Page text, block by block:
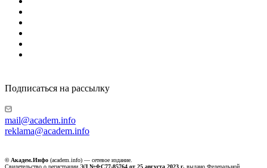
Подписаться на рассылку
mail@academ.info
reklama@academ.info
© Академ.Инфо (academ.info) — сетевое издание.
Свидетельство о регистрации ЭЛ №ФС77-85764 от 25 августа 2023 г. выдано Федеральной